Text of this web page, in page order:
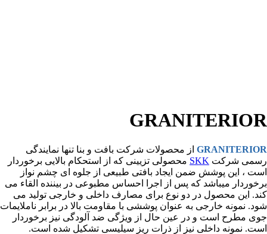
GRANITERIOR
GRANITERIOR از محصولات شرکت بافت و بنا تنها نمایندگی
رسمی شرکت SKK محصولی تزيينی كه از استحکام بالايی برخوردار
است ، اين پوشش ضمن ايجاد بافتی طبيعی از جلوه ای چشم نواز
برخوردار ميباشد كه پس از اجرا احساس مطبوعی در بيننده القاء می
کند. اين محصول در دو نوع برای مصارف داخلی و خارجی توليد می
شود. نمونه خارجی به عنوان پوششی با مقاومت بالا در برابر ناملايمات
جوی مطرح است و در عين حال از ويژگی ضد آلودگی نيز برخوردار
است. نمونه داخلی نيز از ذرات ريز سيليسی تشکيل شده است.